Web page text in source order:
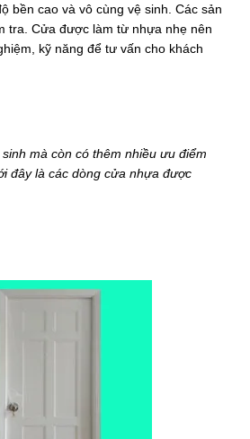
bền cao và vô cùng vệ sinh. Các sản
tra. Cửa được làm từ nhựa nhẹ nên
kỹ năng để tư vấn cho khách
mà còn có thêm nhiều ưu điểm
đây là các dòng cửa nhựa được